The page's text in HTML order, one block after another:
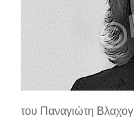
του Παναγιώτη